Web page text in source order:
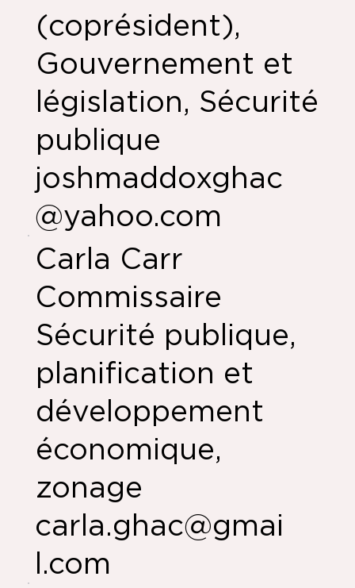
(coprésident),
Gouvernement et
législation, Sécurité
publique
joshmaddoxghac
@yahoo.com
Carla Carr
Commissaire
Sécurité publique,
planification et
développement
économique,
zonage
carla.ghac@gmai
l.com